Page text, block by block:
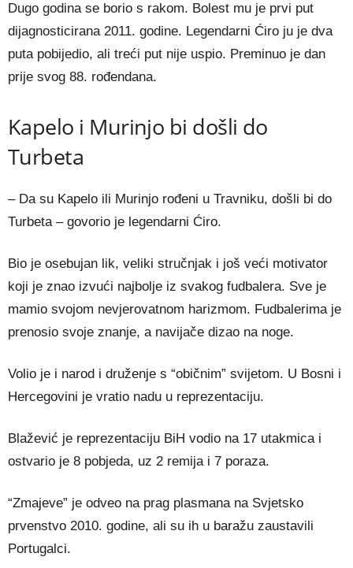
Dugo godina se borio s rakom. Bolest mu je prvi put
dijagnosticirana 2011. godine. Legendarni Ćiro ju je dva
puta pobijedio, ali treći put nije uspio. Preminuo je dan
prije svog 88. rođendana.
Kapelo i Murinjo bi došli do
Turbeta
– Da su Kapelo ili Murinjo rođeni u Travniku, došli bi do
Turbeta – govorio je legendarni Ćiro.
Bio je osebujan lik, veliki stručnjak i još veći motivator
koji je znao izvući najbolje iz svakog fudbalera. Sve je
mamio svojom nevjerovatnom harizmom. Fudbalerima je
prenosio svoje znanje, a navijače dizao na noge.
Volio je i narod i druženje s “običnim” svijetom. U Bosni i
Hercegovini je vratio nadu u reprezentaciju.
Blažević je reprezentaciju BiH vodio na 17 utakmica i
ostvario je 8 pobjeda, uz 2 remija i 7 poraza.
“Zmajeve” je odveo na prag plasmana na Svjetsko
prvenstvo 2010. godine, ali su ih u baražu zaustavili
Portugalci.